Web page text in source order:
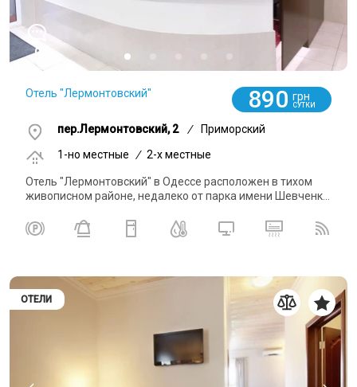
0
Отель "Лермонтовский" 890 грн
СУТКИ
пер.Лермонтовский, 2 /
Приморский
1-но местные
/ 2-x местные
Отель "Лермонтовский" в Одессе расположен в тихом
живописном районе, недалеко от парка имени Шевченк...
ОТЕЛИ